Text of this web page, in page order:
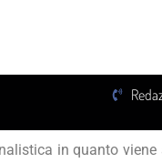
in quanto